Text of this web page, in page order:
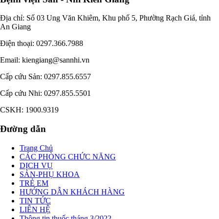
Cấp
sức
Địa chỉ: Số 03 Ung Văn Khiêm, Khu phố 5, Phường Rạch Giá, tỉnh
An Giang
Điện thoại: 0297.366.7988
Email: kiengiang@sannhi.vn
Cấp cứu Sản: 0297.855.6557
Cấp cứu Nhi: 0297.855.5501
CSKH: 1900.9319
Đường dẫn
Trang Chủ
CÁC PHÒNG CHỨC NĂNG
DỊCH VỤ
SẢN-PHỤ KHOA
TRẺ EM
HƯỚNG DẪN KHÁCH HÀNG
TIN TỨC
LIÊN HỆ